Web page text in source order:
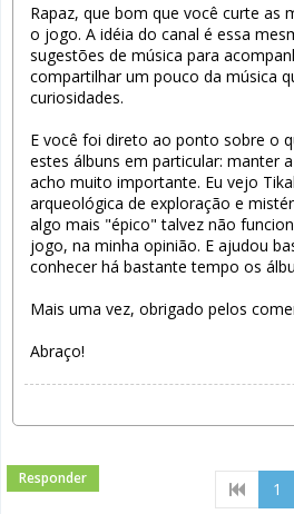
Rapaz, que bom que você curte as
o jogo. A idéia do canal é essa
sugestões de música para
compartilhar um pouco da música
curiosidades.
E você foi direto ao ponto sobre o
estes álbuns em particular: manter
acho muito importante. Eu vejo
arqueológica de exploração e
algo mais "épico" talvez não
jogo, na minha opinião. E ajudou
conhecer há bastante tempo os
Mais uma vez, obrigado pelos
Abraço!
Responder
1